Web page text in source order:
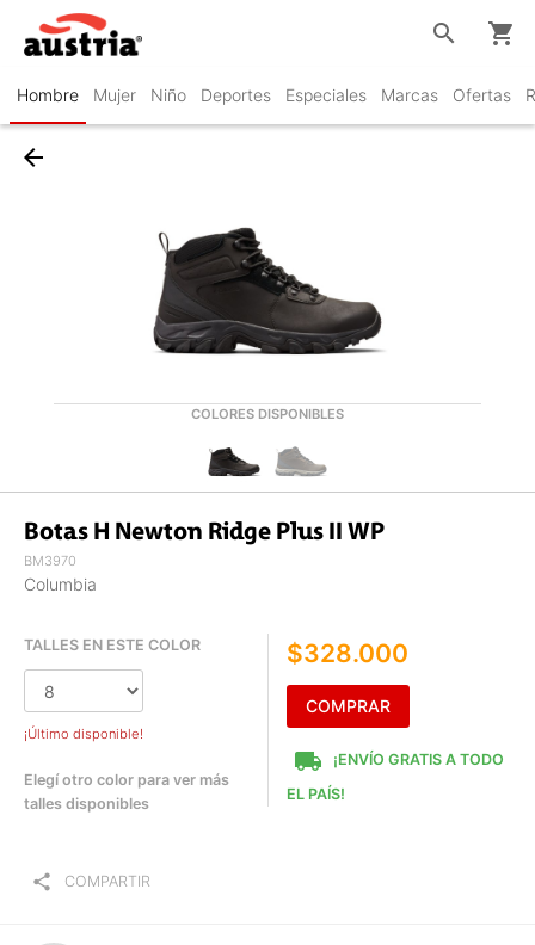
Hombre Mujer Niño Deportes Especiales Marcas Ofertas
search shopping_cart
COLORES DISPONIBLES
arrow_back
Botas H Newton Ridge Plus II WP
BM3970
Columbia
TALLES EN ESTE COLOR
¡Último disponible!
Elegí otro color para ver más
talles disponibles
$328.000
COMPRAR
local_shipping
¡ENVÍO GRATIS A TODO
EL PAÍS!
share COMPARTIR